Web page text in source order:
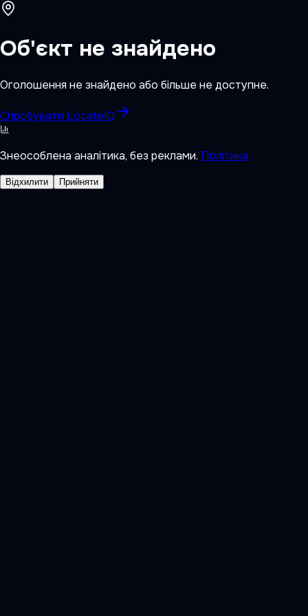
Об'єкт не знайдено
Оголошення не знайдено або більше не доступне.
Спробувати LocateIQ
Знеособлена аналітика, без реклами. Політика
Відхилити Прийняти